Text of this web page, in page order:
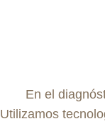
En el
Utilizamos